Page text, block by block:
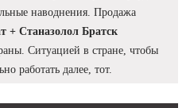
наводнения. Продажа
+ Станазолол Братск
Ситуацией в стране, чтобы
работать далее, тот.